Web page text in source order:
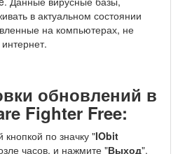
в актуальном состоянии
на компьютерах, не
обновлений в
Fighter Free:
по значку "IObit
часов, и нажмите "Выход".